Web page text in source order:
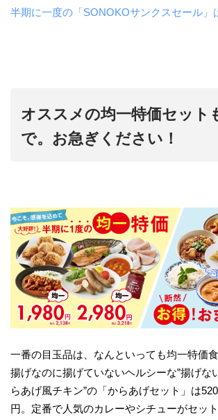
半期に一度の「SONOKOサンクスセール」
オススメの均一特価セット
で。お急ぎください！
一番の目玉品は、なんといっても均一特価
揚げなのに揚げていないヘルシーな”揚げな
らあげ風チキン”の「からあげセット」は
円。定番で人気のカレーやシチューがセッ